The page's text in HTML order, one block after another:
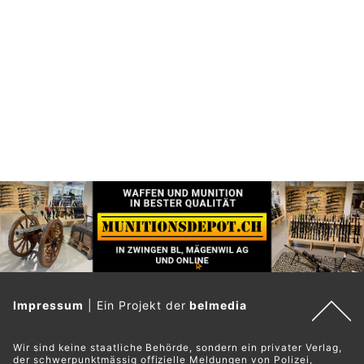
Impressum Ein Projekt derbelmedia
Wir sind keine staatliche Behörde, sondern ein privater Verlag,
der schwerpunktmässig offizielle Meldungen von Polizei,